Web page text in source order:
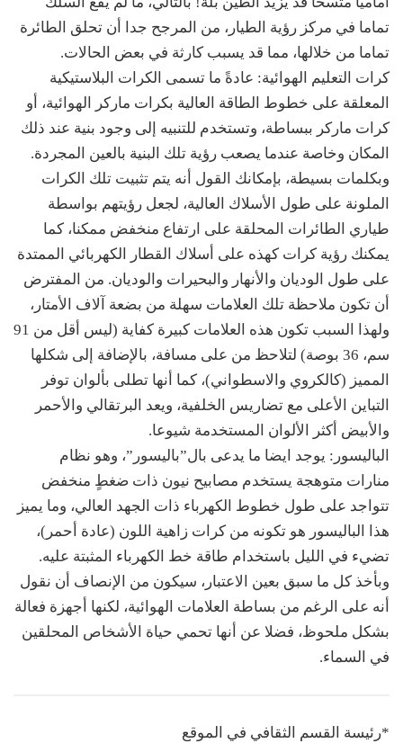
تماما في مركز رؤية الطيار، من المرجح جدا أن تحلق الطائرة
تماما من خلالها، مما قد يسبب كارثة في بعض الحالات.
كرات التعليم الهوائية: عادةً ما تسمى الكرات البلاستيكية
المعلقة على خطوط الطاقة العالية بكرات ماركر الهوائية، أو
كرات ماركر ببساطة، وتستخدم للتنبيه إلى وجود بنية عند ذلك
المكان وخاصة عندما يصعب رؤية تلك البنية بالعين المجردة.
وبكلمات بسيطة، بإمكانك القول أنه يتم تثبيت تلك الكرات
الملونة على طول الأسلاك العالية، لجعل رؤيتهم بواسطة
طياري الطائرات المحلقة على ارتفاع منخفض ممكنا، كما
يمكنك رؤية كرات كهذه على أسلاك القطار الكهربائي الممتدة
على طول الوديان والأنهار والبحيرات والوديان. من المفترض
أن تكون ملاحظة تلك العلامات سهلة من بضعة آلاف الأمتار،
ولهذا السبب تكون هذه العلامات كبيرة كفاية (ليس أقل من 91
سم، 36 بوصة) لتلاحظ من على مسافة، بالإضافة إلى شكلها
المميز (كالكروي والاسطواني)، كما أنها تطلى بألوان توفر
التباين الأعلى مع تضاريس الخلفية، ويعد البرتقالي والأحمر
والأبيض أكثر الألوان المستخدمة شيوعا.
الباليسور: يوجد ايضا ما يدعى بال”باليسور”، وهو نظام
منارات متوهجة يستخدم مصابيح نيون ذات ضغطٍ منخفض
تتواجد على طول خطوط الكهرباء ذات الجهد العالي، وما يميز
هذا الباليسور هو تكونه من كرات زاهية اللون (عادة أحمر)،
تضيء في الليل باستخدام طاقة خط الكهرباء المثبتة عليه.
وبأخذ كل ما سبق بعين الاعتبار، سيكون من الإنصاف أن نقول
أنه على الرغم من بساطة العلامات الهوائية، لكنها أجهزة فعالة
بشكل ملحوظ، فضلا عن أنها تحمي حياة الأشخاص المحلقين
في السماء.
*رئيسة القسم الثقافي في الموقع